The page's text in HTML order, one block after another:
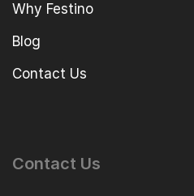
Why Festino
Blog
Contact Us
Contact Us